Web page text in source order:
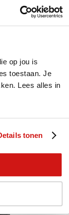
op jou is
toestaan. Je
Lees alles in
tonen
nieuwe baan. Dat
de slag als
en laat je
relaties. Direct
ook. Neemcontact